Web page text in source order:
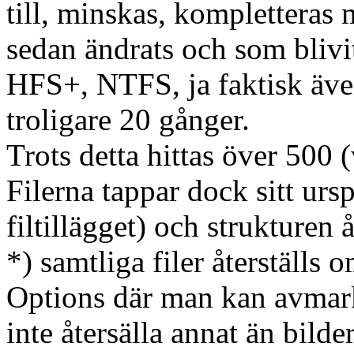
till, minskas, kompletteras
sedan ändrats och som
HFS+, NTFS, ja faktisk
troligare 20 gånger.
Trots detta hittas över 500
Filerna tappar dock sitt
filtillägget) och strukturen
*) samtliga filer återställs
Options där man kan
inte återsälla annat än